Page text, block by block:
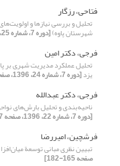
فتاحی، رزگار
تحلیل و بررسی نیاز‌ها و
شهرستان پاوه)[دوره 7، شماره 25، 1396، صفحه 223-240]
فرجی، دکتر امین
تحلیل عملکرد مدیریت شهری بر
یزد[دوره 7، شماره 24، 1396، صفحه 195-214]
فرجی، دکتر عبدالله
ناحیه‌بندی و تحلیل بارش‌های
[دوره 7، شماره 22، 1396، صفحه 57-70]
فرشچین، امیررضا
تبیین نظری مبانی توسعة
صفحه 165-182]